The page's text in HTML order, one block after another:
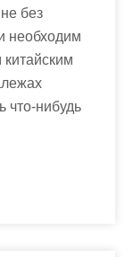
без
необходим
что-нибудь